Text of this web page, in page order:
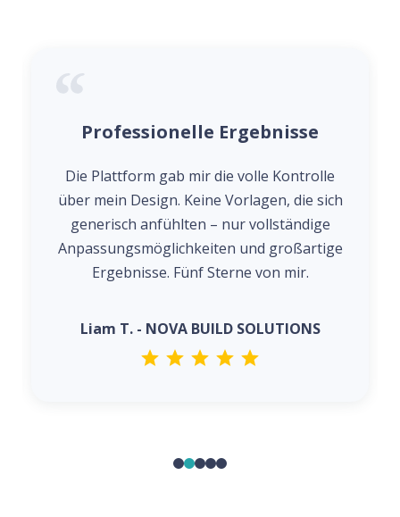
Professionelle Ergebnisse
Die Plattform gab mir die volle Kontrolle
über mein Design. Keine Vorlagen, die sich
generisch anfühlten – nur vollständige
Anpassungsmöglichkeiten und großartige
Ergebnisse. Fünf Sterne von mir.
Liam T. - NOVA BUILD SOLUTIONS